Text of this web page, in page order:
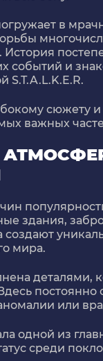
в
событий и
S.T.A.L.K.E.R.
важных
здания,
создают
мира.
деталями,
или
одной из
среди